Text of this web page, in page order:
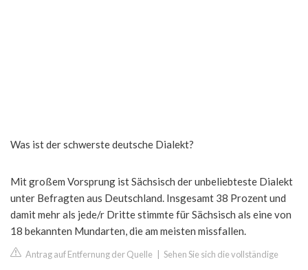
Was ist der schwerste deutsche Dialekt?
Mit großem Vorsprung ist Sächsisch der unbeliebteste Dialekt
unter Befragten aus Deutschland. Insgesamt 38 Prozent und
damit mehr als jede/r Dritte stimmte für Sächsisch als eine von
18 bekannten Mundarten, die am meisten missfallen.
Antrag auf Entfernung der Quelle Sehen Sie sich die vollständige